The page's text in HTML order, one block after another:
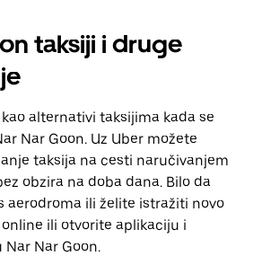
taksiji i druge
alternativi taksijima kada se
Nar Goon. Uz Uber možete
taksija na cesti naručivanjem
obzira na doba dana. Bilo da
aerodroma ili želite istražiti novo
ili otvorite aplikaciju i
Nar Goon.